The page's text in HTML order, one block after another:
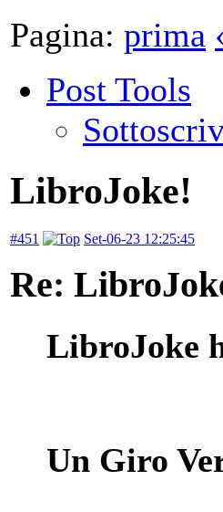
Pagina: prima
Post Tools
LibroJoke!
#451 Set-06-23 12:25:45
Re:
LibroJoke
Un Giro